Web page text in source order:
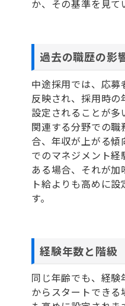
か、その基準を見て
過去の職歴の影
中途採用では、応
反映され、採用時
設定されることが多
関連する分野での
合、年収が上がる傾
でのマネジメント
ある場合、それが
ト給よりも高めに
す。
経験年数と階級
同じ年齢でも、経
からスタートでき